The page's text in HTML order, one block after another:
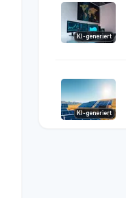
KI-generiert
KI-generiert